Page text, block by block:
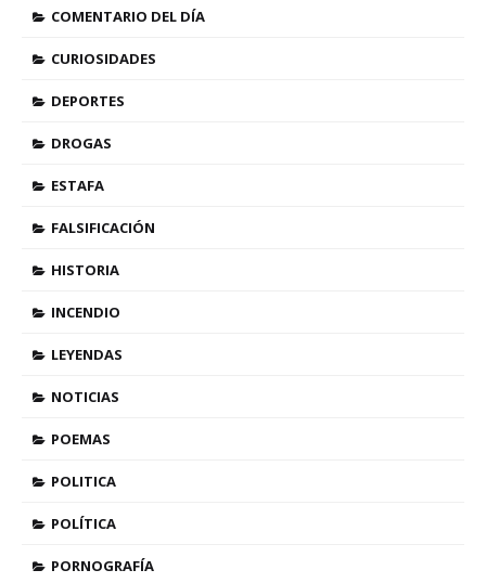
COMENTARIO DEL DÍA
CURIOSIDADES
DEPORTES
DROGAS
ESTAFA
FALSIFICACIÓN
HISTORIA
INCENDIO
LEYENDAS
NOTICIAS
POEMAS
POLITICA
POLÍTICA
PORNOGRAFÍA